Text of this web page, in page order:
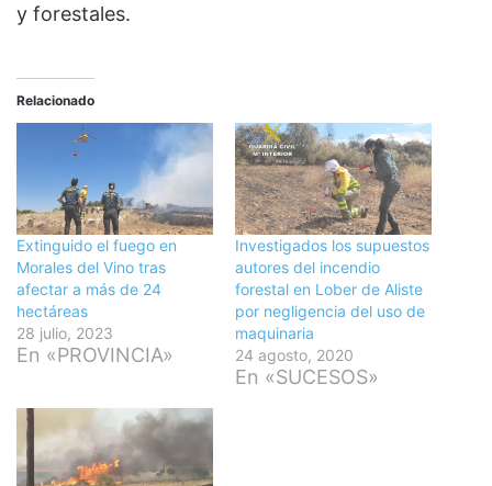
y forestales.
Relacionado
Extinguido el fuego en
Morales del Vino tras
afectar a más de 24
hectáreas
28 julio, 2023
En «PROVINCIA»
Investigados los supuestos
autores del incendio
forestal en Lober de Aliste
por negligencia del uso de
maquinaria
24 agosto, 2020
En «SUCESOS»